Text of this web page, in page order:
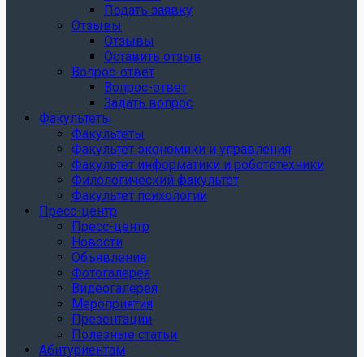
Подать заявку
Отзывы
Отзывы
Оставить отзыв
Вопрос-ответ
Вопрос-ответ
Задать вопрос
Факультеты
Факультеты
Факультет экономики и управления
Факультет информатики и робототехники
Филологический факультет
Факультет психологии
Пресс-центр
Пресс-центр
Новости
Объявления
Фотогалерея
Видеогалерея
Мероприятия
Презентации
Полезные статьи
Абитуриентам